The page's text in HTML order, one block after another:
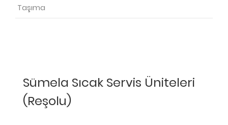
Taşıma
Sümela Sıcak Servis Üniteleri
(Reşolu)